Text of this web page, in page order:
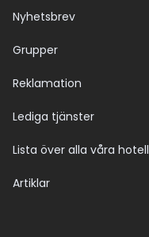
Nyhetsbrev
Grupper
Reklamation
Lediga tjänster
Lista över alla våra hotell
Artiklar